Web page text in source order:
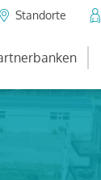
Standorte